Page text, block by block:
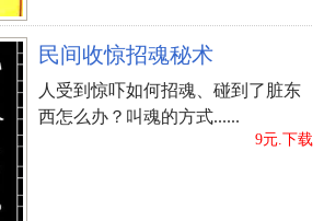
民间收惊招魂秘术
人受到惊吓如何招魂、碰到了脏东
西怎么办？叫魂的方式......
9元.下载